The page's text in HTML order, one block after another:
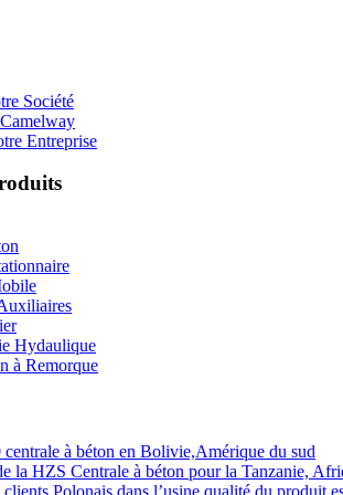
Société
Entreprise
Hydaulique
à Remorque
à béton en Bolivie,Amérique du sud
la HZS Centrale à béton pour la Tanzanie,
Polonais dans l’usine,qualité du produit